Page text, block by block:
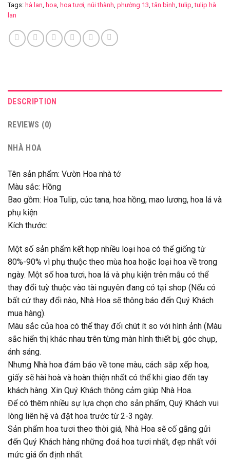
Tags: hà lan hoa hoa tươi núi thành phường 13 ,tân bình ,tulip ,tulip hà
lan
DESCRIPTION
REVIEWS (0)
NHÀ HOA
Tên sản phẩm: Vườn Hoa nhà tớ
Màu sắc: Hồng
Bao gồm: Hoa Tulip, cúc tana, hoa hồng, mao lương, hoa lá và
phụ kiện
Kích thước:
Một số sản phẩm kết hợp nhiều loại hoa có thể giống từ
80%-90% vì phụ thuộc theo mùa hoa hoặc loại hoa về trong
ngày. Một số hoa tươi, hoa lá và phụ kiện trên mẫu có thể
thay đổi tuỳ thuộc vào tài nguyên đang có tại shop (Nếu có
bất cứ thay đổi nào, Nhà Hoa sẽ thông báo đến Quý Khách
mua hàng).
Màu sắc của hoa có thể thay đổi chút ít so với hình ảnh (Màu
sắc hiển thị khác nhau trên từng màn hình thiết bị, góc chụp,
ánh sáng.
Nhưng Nhà hoa đảm bảo về tone màu, cách sắp xếp hoa,
giấy sẽ hài hoà và hoàn thiện nhất có thể khi giao đến tay
khách hàng. Xin Quý Khách thông cảm giúp Nhà Hoa.
Để có thêm nhiều sự lựa chọn cho sản phẩm, Quý Khách vui
lòng liên hệ và đặt hoa trước từ 2-3 ngày.
Sản phẩm hoa tươi theo thời giá, Nhà Hoa sẽ cố gắng gửi
đến Quý Khách hàng những đoá hoa tươi nhất, đẹp nhất với
mức giá ổn định nhất.